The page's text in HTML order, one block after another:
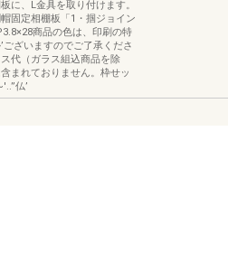
に、L金具を取り付けます。
固定相棚板「1・掴ジョイン
商品の色は、印刷の特
ざいますのでご了承くださ
代（ガラス組込商品を除
まれておりません。枠せッ
仏’